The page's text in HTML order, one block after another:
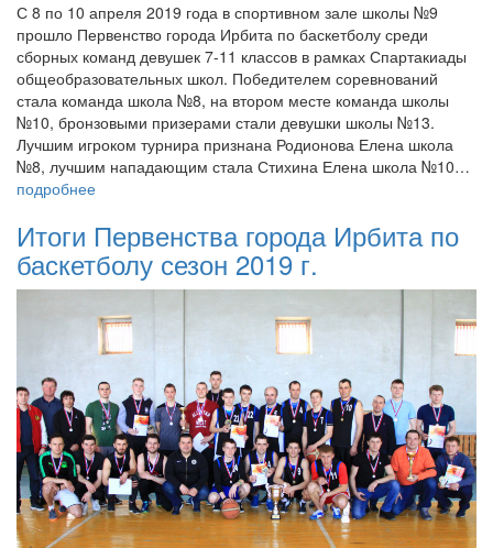
С 8 по 10 апреля 2019 года в спортивном зале школы №9
прошло Первенство города Ирбита по баскетболу среди
сборных команд девушек 7-11 классов в рамках Спартакиады
общеобразовательных школ. Победителем соревнований
стала команда школа №8, на втором месте команда школы
№10, бронзовыми призерами стали девушки школы №13.
Лучшим игроком турнира признана Родионова Елена школа
№8, лучшим нападающим стала Стихина Елена школа №10…
подробнее
Итоги Первенства города Ирбита по
баскетболу сезон 2019 г.